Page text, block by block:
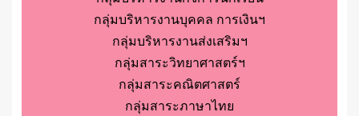
กลุ่มบริหารงานบุคคล การเงินฯ
กลุ่มบริหารงานส่งเสริมฯ
กลุ่มสาระวิทยาศาสตร์ฯ
กลุ่มสาระคณิตศาสตร์
กลุ่มสาระภาษาไทย